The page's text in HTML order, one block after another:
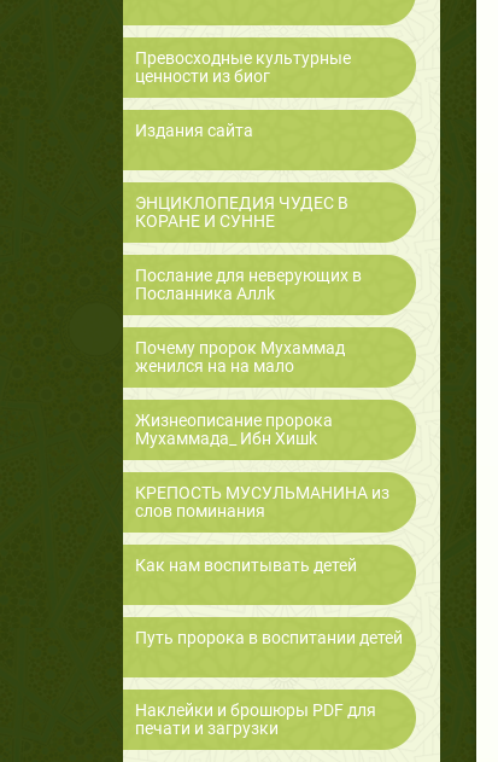
Превосходные культурные
ценности из биог
Издания сайта
ЭНЦИКЛОПЕДИЯ ЧУДЕС В
КОРАНЕ И СУННЕ
Послание для неверующих в
Посланника Аллk
Почему пророк Мухаммад
женился на на мало
Жизнеописание пророка
Мухаммада_ Ибн Хишk
КРЕПОСТЬ МУСУЛЬМАНИНА из
слов поминания
Как нам воспитывать детей
Путь пророка в воспитании детей
Наклейки и брошюры PDF для
печати и загрузки